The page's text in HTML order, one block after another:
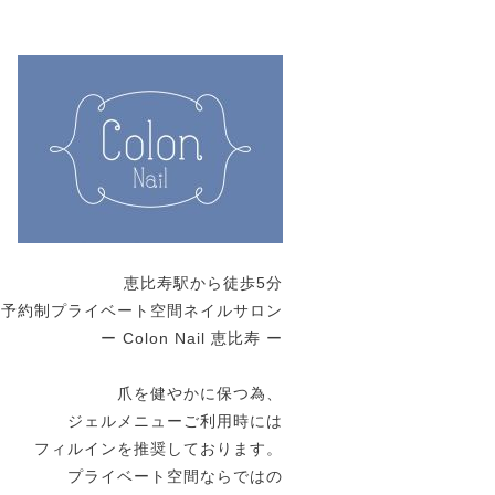
恵比寿駅から徒歩5分
約制プライベート空間ネイルサロン
ー Colon Nail 恵比寿 ー
爪を健やかに保つ為、
ジェルメニューご利用時には
フィルインを推奨しております。
プライベート空間ならではの